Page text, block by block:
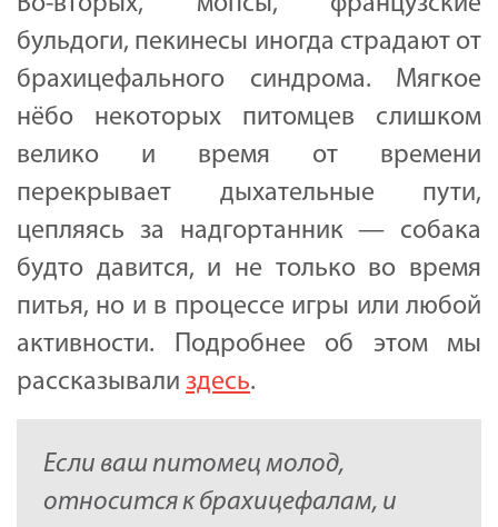
бульдоги, пекинесы иногда страдают от
брахицефального синдрома. Мягкое
нёбо некоторых питомцев слишком
велико и время от времени
перекрывает дыхательные пути,
цепляясь за надгортанник — собака
будто давится, и не только во время
питья, но и в процессе игры или любой
активности. Подробнее об этом мы
рассказывали здесь.
Если ваш питомец молод,
относится к брахицефалам, и